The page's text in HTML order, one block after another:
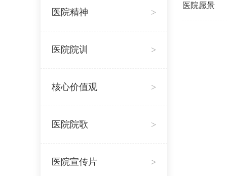
医院精神 >
医院院训 >
核心价值观 >
医院院歌 >
医院宣传片 >
医院愿景